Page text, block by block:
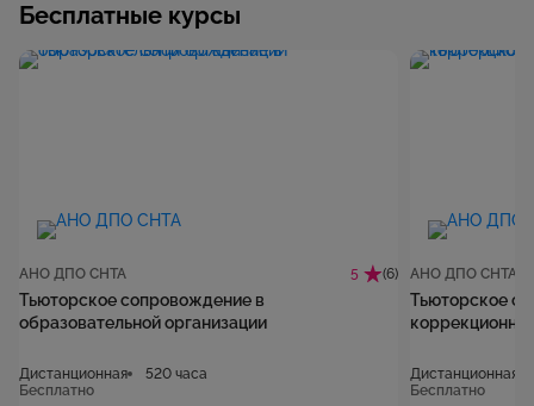
Бесплатные курсы
АНО ДПО СНТА 5 (6)
Тьюторское сопровождение в
образовательной организации
Дистанционная
520 часа
Бесплатно
АНО ДПО СНТА
Тьюторское
Дистанционная
Бесплатно